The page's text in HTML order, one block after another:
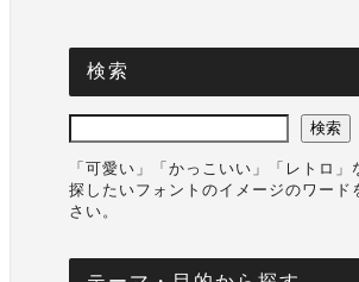
検索
検索
「可愛い」「かっこいい」「レトロ」
探したいフォントのイメージのワード
さい。